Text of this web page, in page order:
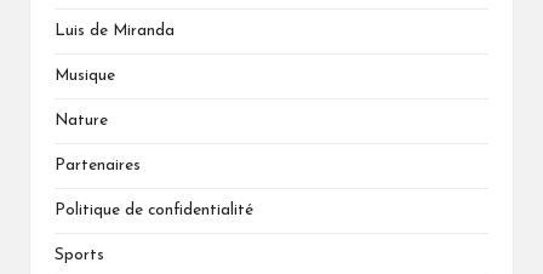
Luis de Miranda
Musique
Nature
Partenaires
Politique de confidentialité
Sports